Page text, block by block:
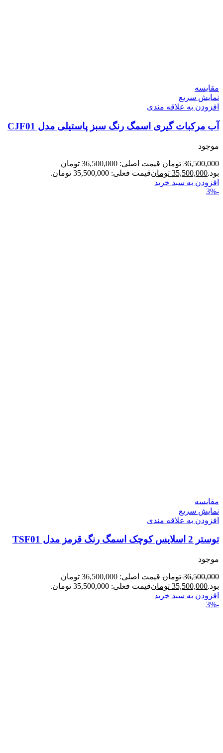
مقايسه
نمایش سریع
افزودن به علاقه مندی
آب مرکبات گیری اسمگ رنگ سبز پاستیلی مدل CJF01
موجود
36,500,000 تومان
قیمت اصلی: 36,500,000 تومان
بود.35,500,000 تومانقیمت فعلی: 35,500,000 تومان.
افزودن به سبد خرید
-3%
مقايسه
نمایش سریع
افزودن به علاقه مندی
توستر 2 اسلایس کوچک اسمگ رنگ قرمز مدل TSF01
موجود
36,500,000 تومان
قیمت اصلی: 36,500,000 تومان
بود.35,500,000 تومانقیمت فعلی: 35,500,000 تومان.
افزودن به سبد خرید
-3%